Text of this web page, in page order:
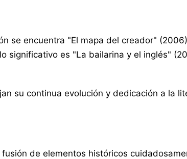
se encuentra "El mapa del creador"
significativo es "La bailarina y el inglés"
su continua evolución y dedicación a la
de elementos históricos